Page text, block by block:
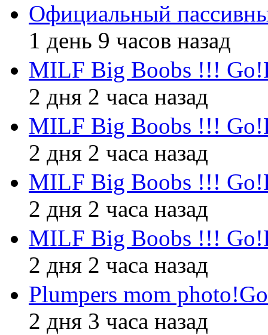
Официальный
1 день 9 часов назад
MILF Big Boobs !!!
2 дня 2 часа назад
MILF Big Boobs !!!
2 дня 2 часа назад
MILF Big Boobs !!!
2 дня 2 часа назад
MILF Big Boobs !!!
2 дня 2 часа назад
Plumpers mom
2 дня 3 часа назад